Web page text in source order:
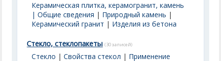
Керамическая плитка, керамогранит, камень
| Общие сведения | Природный камень |
Керамический гранит | Изделия из бетона
Стекло, стеклопакеты (30 записей)
Стекло |Свойства стекол | Применение